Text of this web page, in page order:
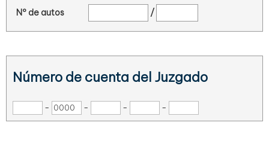
Nº de autos
/
Número de cuenta del Juzgado
- - - -